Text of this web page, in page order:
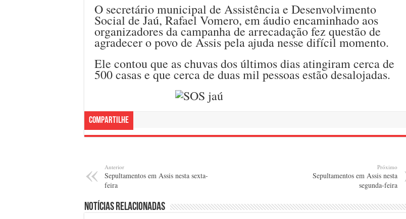
O secretário municipal de Assistência e Desenvolvimento
Social de Jaú, Rafael Vomero, em áudio encaminhado aos
organizadores da campanha de arrecadação fez questão de
agradecer o povo de Assis pela ajuda nesse difícil momento.
Ele contou que as chuvas dos últimos dias atingiram cerca de
500 casas e que cerca de duas mil pessoas estão desalojadas.
Compartilhe
Anterior
Sepultamentos em Assis nesta sexta-
feira
Próximo
Sepultamentos em Assis nesta
segunda-feira
Notícias relacionadas